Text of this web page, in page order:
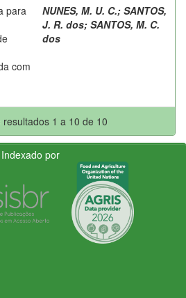
para
com
NUNES, M. U. C.; SANTOS,
J. R. dos; SANTOS, M. C.
dos
resultados 1 a 10 de 10
Indexado por